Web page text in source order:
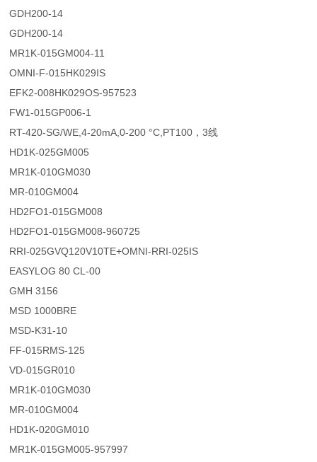
GDH200-14
GDH200-14
MR1K-015GM004-11
OMNI-F-015HK029IS
EFK2-008HK029OS-957523
FW1-015GP006-1
RT-420-SG/WE,4-20mA,0-200 °C,PT100，3线
HD1K-025GM005
MR1K-010GM030
MR-010GM004
HD2FO1-015GM008
HD2FO1-015GM008-960725
RRI-025GVQ120V10TE+OMNI-RRI-025IS
EASYLOG 80 CL-00
GMH 3156
MSD 1000BRE
MSD-K31-10
FF-015RMS-125
VD-015GR010
MR1K-010GM030
MR-010GM004
HD1K-020GM010
MR1K-015GM005-957997